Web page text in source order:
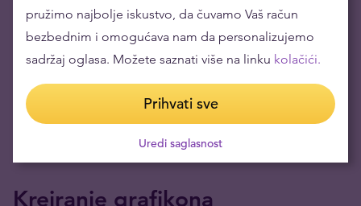
Kada je vaše cenovno obaveštenje podešeno, prikazaće se na odgovarajućoj
stranici. Svi aktivni cenovni signali su vidljivi u odeljku „Obaveštenja o
cenama“, gde ih možete brzo pregledati, izmeniti ili deaktivirati po potrebi.
Kreiranje grafikona
pružimo najbolje iskustvo, da čuvamo Vaš račun
bezbednim i omogućava nam da personalizujemo
sadržaj oglasa. Možete saznati više na linku kolačići.
Prihvati sve
Uredi saglasnost